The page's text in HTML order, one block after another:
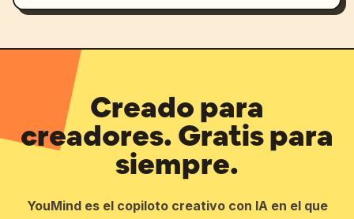
Creado para
creadores. Gratis para
siempre.
YouMind es el copiloto creativo con IA en el que